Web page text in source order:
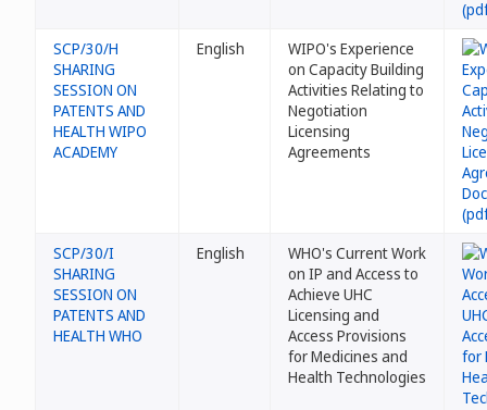
SCP/30/H
SHARING
SESSION ON
PATENTS AND
HEALTH WIPO
ACADEMY
English
WIPO's Experience
on Capacity Building
Activities Relating to
Negotiation
Licensing
Agreements
SCP/30/I
SHARING
SESSION ON
PATENTS AND
HEALTH WHO
English
WHO's Current Work
on IP and Access to
Achieve UHC
Licensing and
Access Provisions
for Medicines and
Health Technologies